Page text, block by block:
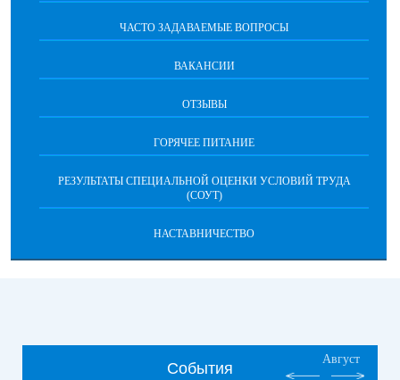
ЧАСТО ЗАДАВАЕМЫЕ ВОПРОСЫ
ВАКАНСИИ
ОТЗЫВЫ
ГОРЯЧЕЕ ПИТАНИЕ
РЕЗУЛЬТАТЫ СПЕЦИАЛЬНОЙ ОЦЕНКИ УСЛОВИЙ ТРУДА
(СОУТ)
НАСТАВНИЧЕСТВО
События
Август